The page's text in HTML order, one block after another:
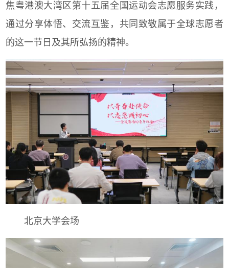
焦粤港澳大湾区第十五届全国运动会志愿服务实践，
通过分享体悟、交流互鉴，共同致敬属于全球志愿者
的这一节日及其所弘扬的精神。
北京大学会场